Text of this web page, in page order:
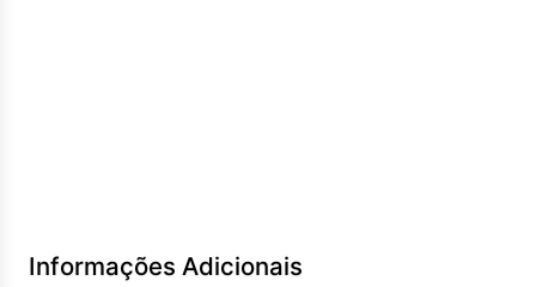
Informações Adicionais